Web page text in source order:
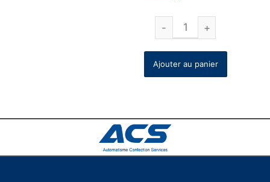
Ajouter au panier